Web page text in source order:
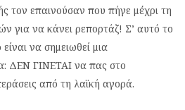
τον επαινούσαν που πήγε μέχρι τη
για να κάνει ρεπορτάζ! Σ’ αυτό το
να σημειωθεί μια
ΔΕΝ ΓΙΝΕΤΑΙ να πας στο
από τη λαϊκή αγορά.